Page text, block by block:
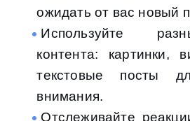
ожидать от вас новый
Используйте
контента: картинки,
текстовые посты
внимания.
Отслеживайте